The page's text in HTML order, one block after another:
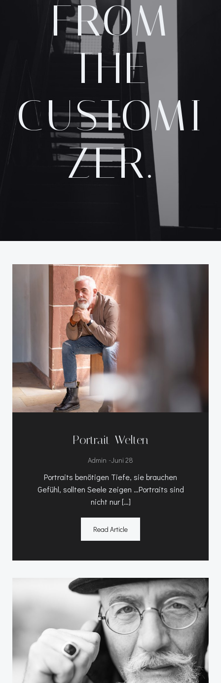
FROM
THE
CUSTOMI
ZER.
Portrait-Welten
Admin -Juni 28
Portraits benötigen Tiefe, sie brauchen
Gefühl, sollten Seele zeigen …Portraits sind
nicht nur […]
Read Article